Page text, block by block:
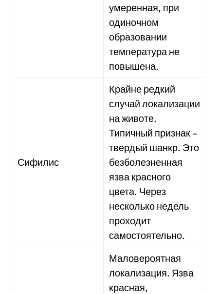
умеренная, при
одиночном
образовании
температура не
повышена.
Сифилис
Крайне редкий
случай локализации
на животе.
Типичный признак –
твердый шанкр. Это
безболезненная
язва красного
цвета. Через
несколько недель
проходит
самостоятельно.
Маловероятная
локализация. Язва
красная,